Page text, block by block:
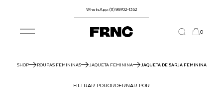
WhatsApp: (11) 99702-1352
0
SHOP ROUPAS FEMININAS JAQUETA FEMININA JAQUETA DE SARJA FEMININA
FILTRAR PORORDERNAR POR